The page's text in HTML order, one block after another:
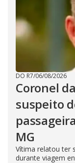
DO R7/06/08/2026
Coronel
suspeito
MG
Vítima relatou ter
durante viagem